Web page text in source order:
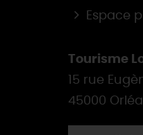
Espace
Tourisme
15 rue
45000